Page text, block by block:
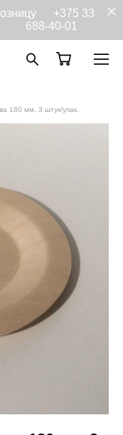
+375 33
688-40-01
180 мм, 3 штук/упак.